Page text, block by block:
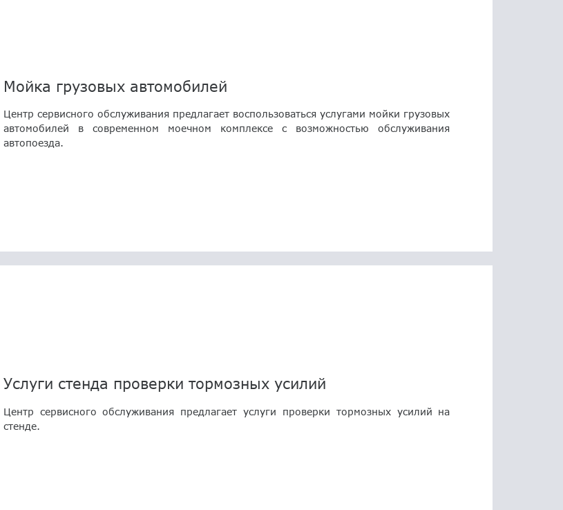
Мойка грузовых автомобилей
Центр сервисного обслуживания предлагает воспользоваться услугами мойки грузовых
автомобилей в современном моечном комплексе с возможностью обслуживания
автопоезда.
Услуги стенда проверки тормозных усилий
Центр сервисного обслуживания предлагает услуги проверки тормозных усилий на
стенде.